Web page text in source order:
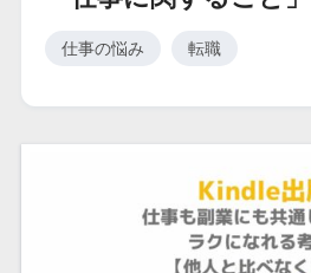
仕事の悩み 転職